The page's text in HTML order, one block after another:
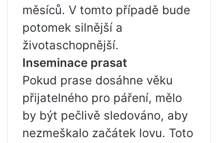
měsíců. V tomto případě bude
potomek silnější a
životaschopnější.
Inseminace prasat
Pokud prase dosáhne věku
přijatelného pro páření, mělo
by být pečlivě sledováno, aby
nezmeškalo začátek lovu. Toto